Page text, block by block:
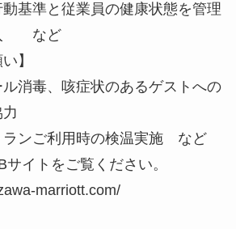
動基準と従業員の健康状態を管理
入 など
】
ル消毒、咳症状のあるゲストへの
ランご利用時の検温実施 など
サイトをご覧ください。
marriott.com/